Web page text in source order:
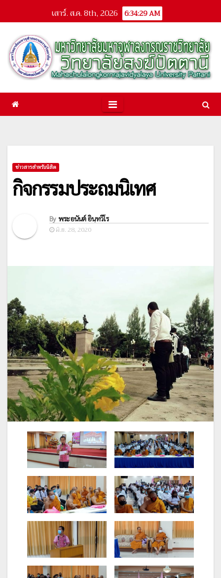
เสาร์. ส.ค. 8th, 2026 6:34:30 AM
ข่าวสารสำหรับนิสิต
กิจกรรมประถมนิเทศ
By พระอนันต์ อินฺทวีโร
มิ.ย. 28, 2020